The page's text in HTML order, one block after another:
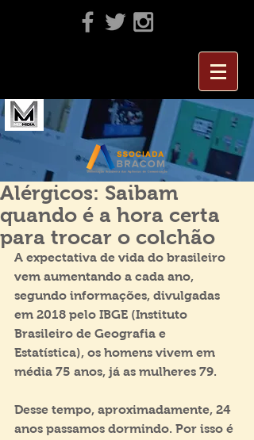
Alérgicos: Saibam
quando é a hora certa
para trocar o colchão
A expectativa de vida do brasileiro
vem aumentando a cada ano,
segundo informações, divulgadas
em 2018 pelo IBGE (Instituto
Brasileiro de Geografia e
Estatística), os homens vivem em
média 75 anos, já as mulheres 79.
Desse tempo, aproximadamente, 24
anos passamos dormindo. Por isso é